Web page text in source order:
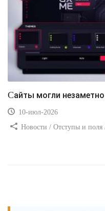
Сайты могли
10-июл-2026
Новости / Отступы и поля